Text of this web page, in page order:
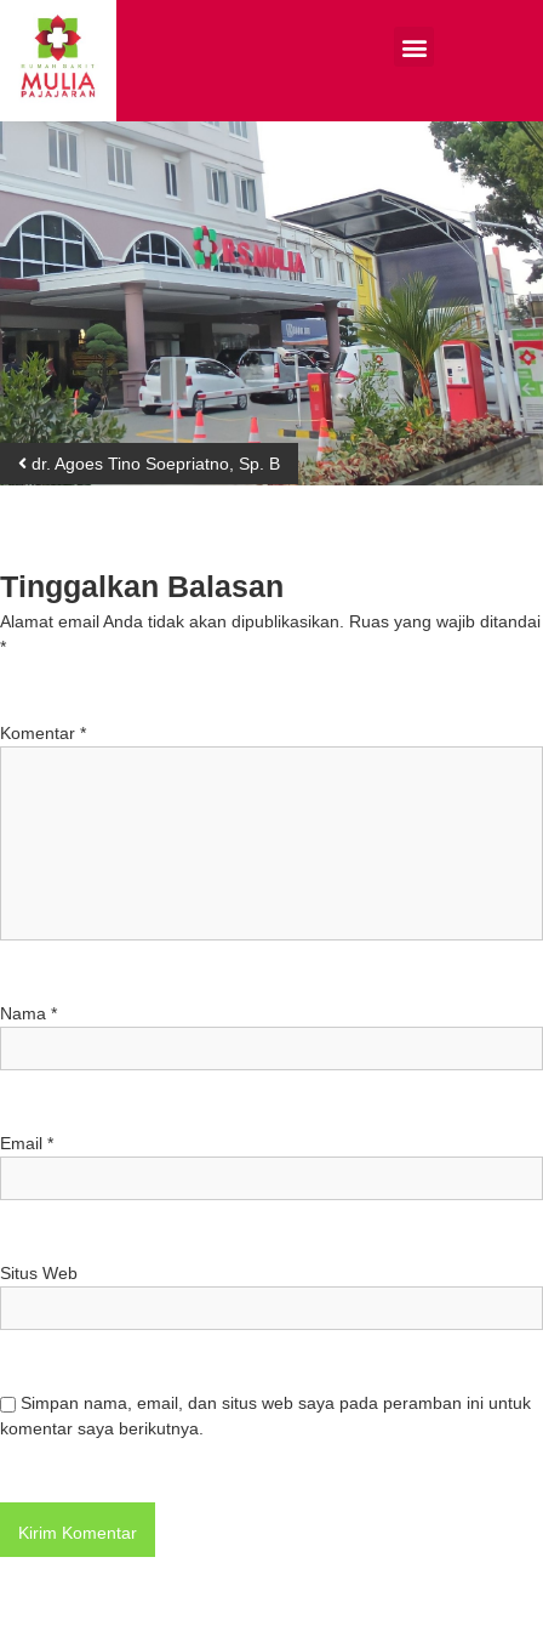
dr. Agoes Tino Soepriatno, Sp. B
Tinggalkan Balasan
Alamat email Anda tidak akan dipublikasikan. Ruas yang wajib ditandai
*
Komentar *
Nama *
Email *
Situs Web
Simpan nama, email, dan situs web saya pada peramban ini untuk
komentar saya berikutnya.